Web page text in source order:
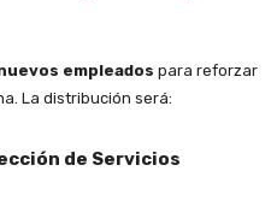
empleados para reforzar
La distribución será:
de Servicios